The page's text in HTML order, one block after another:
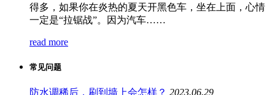
得多，如果你在炎热的夏天开黑色车，坐在上面，心情
一定是“拉锯战”。因为汽车……
read more
常见问题
防水调稀后，刷到墙上会怎样？ 2023.06.29